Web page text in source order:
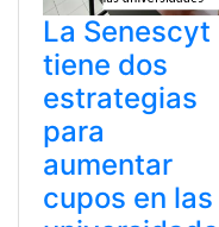
La Senescyt
tiene dos
estrategias
para
aumentar
cupos en las